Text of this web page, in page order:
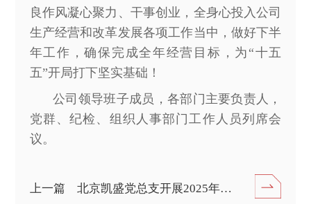
良作风凝心聚力、干事创业，全身心投入公司
生产经营和改革发展各项工作当中，做好下半
年工作，确保完成全年经营目标，为“十五
五”开局打下坚实基础！
公司领导班子成员，各部门主要负责人，
党群、纪检、组织人事部门工作人员列席会
议。
上一篇 北京凯盛党总支开展2025年党风廉政建设宣传教育 主题活动暨警示教育大会